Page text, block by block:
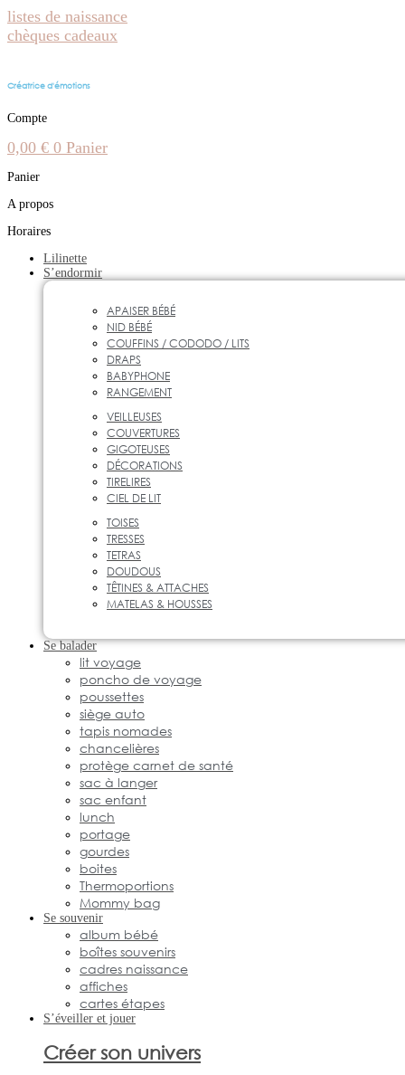
Aller
au
contenu
listes de naissance
chèques cadeaux
Créatrice d'émotions
Compte
0,00 € 0 Panier
Panier
A propos
Horaires
Lilinette
S’endormir
APAISER BÉBÉ
NID BÉBÉ
COUFFINS / CODODO / LITS
DRAPS
BABYPHONE
RANGEMENT
VEILLEUSES
COUVERTURES
GIGOTEUSES
DÉCORATIONS
TIRELIRES
CIEL DE LIT
TOISES
TRESSES
TETRAS
DOUDOUS
TÊTINES & ATTACHES
MATELAS & HOUSSES
Se balader
lit voyage
poncho de voyage
poussettes
siège auto
tapis nomades
chancelières
protège carnet de santé
sac à langer
sac enfant
lunch
portage
gourdes
boites
Thermoportions
Mommy bag
Se souvenir
album bébé
boîtes souvenirs
cadres naissance
affiches
cartes étapes
S’éveiller et jouer
Créer son univers